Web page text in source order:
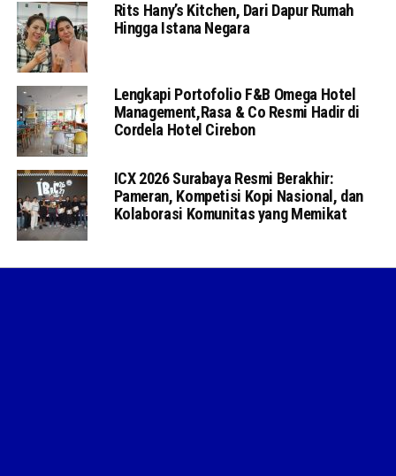
Rits Hany’s Kitchen, Dari Dapur Rumah
Hingga Istana Negara
Lengkapi Portofolio F&B Omega Hotel
Management,Rasa & Co Resmi Hadir di
Cordela Hotel Cirebon
ICX 2026 Surabaya Resmi Berakhir:
Pameran, Kompetisi Kopi Nasional, dan
Kolaborasi Komunitas yang Memikat